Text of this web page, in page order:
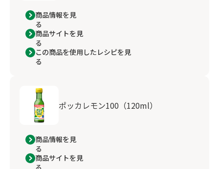
商品情報を見
る
商品サイトを見
る
この商品を使用したレシピを見
る
ポッカレモン100（120ml）
商品情報を見
る
商品サイトを見
る